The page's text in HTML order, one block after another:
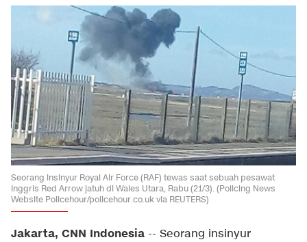
Seorang insinyur Royal Air Force (RAF) tewas saat sebuah pesawat
Inggris Red Arrow jatuh di Wales Utara, Rabu (21/3). (Policing News
Website Policehour/policehour.co.uk via REUTERS)
Jakarta, CNN Indonesia -- Seorang insinyur